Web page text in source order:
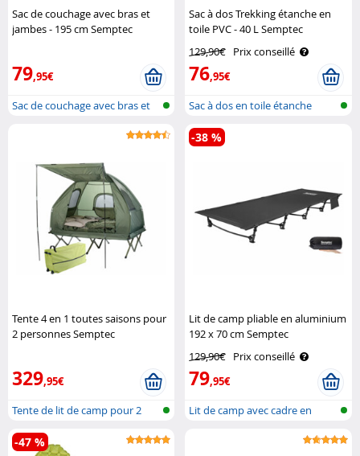
Sac de couchage avec bras et
jambes - 195 cm Semptec
79,95€
Sac de couchage avec bras et
Sac à dos Trekking étanche en
toile PVC - 40 L Semptec
129,90€ Prix conseillé
76,95€
Sac à dos en toile étanche
(tarp)
Tente 4 en 1 toutes saisons pour
2 personnes Semptec
329,95€
Tente de lit de camp pour 2
personn..
Lit de camp pliable en aluminium
192 x 70 cm Semptec
129,90€ Prix conseillé
79,95€
-38 %
Lit de camp avec cadre en
-47 %